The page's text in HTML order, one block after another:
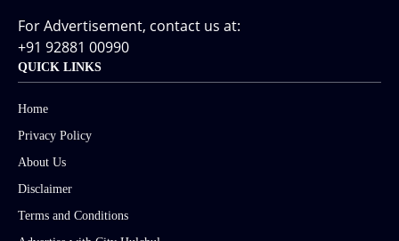
For Advertisement, contact us at:
+91 92881 00990
QUICK LINKS
Home
Privacy Policy
About Us
Disclaimer
Terms and Conditions